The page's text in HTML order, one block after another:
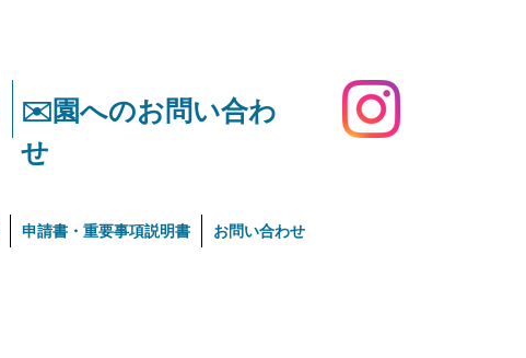
​✉️園へのお問い合わ
せ
申請書・重要事項説明書 お問い合わせ